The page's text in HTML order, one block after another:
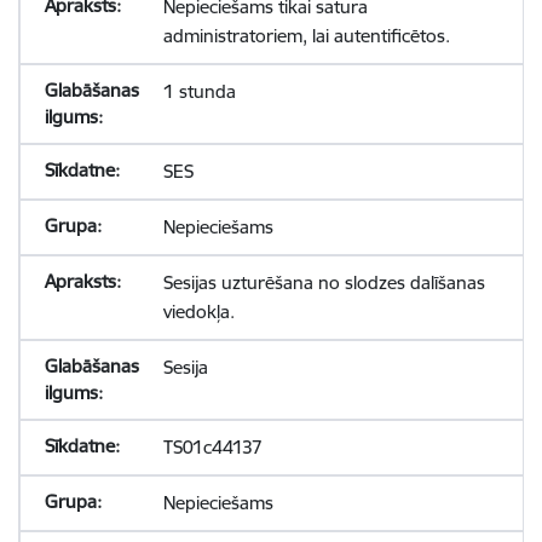
Nepieciešams tikai satura
administratoriem, lai autentificētos.
1 stunda
SES
Nepieciešams
Sesijas uzturēšana no slodzes dalīšanas
viedokļa.
Sesija
TS01c44137
Nepieciešams